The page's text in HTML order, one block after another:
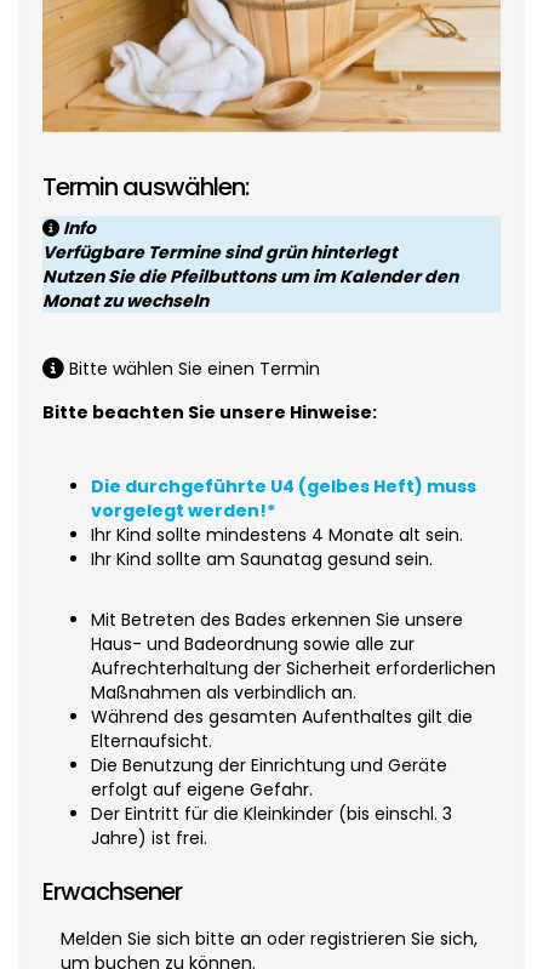
Termin auswählen:
Info
Verfügbare Termine sind grün hinterlegt
Nutzen Sie die Pfeilbuttons um im Kalender den
Monat zu wechseln
Bitte wählen Sie einen Termin
Bitte beachten Sie unsere Hinweise:
Die durchgeführte U4 (gelbes Heft) muss
vorgelegt werden!*
Ihr Kind sollte mindestens 4 Monate alt sein.
Ihr Kind sollte am Saunatag gesund sein.
Mit Betreten des Bades erkennen Sie unsere
Haus- und Badeordnung sowie alle zur
Aufrechterhaltung der Sicherheit erforderlichen
Maßnahmen als verbindlich an.
Während des gesamten Aufenthaltes gilt die
Elternaufsicht.
Die Benutzung der Einrichtung und Geräte
erfolgt auf eigene Gefahr.
Der Eintritt für die Kleinkinder (bis einschl. 3
Jahre) ist frei.
Erwachsener
Melden Sie sich bitte an oder registrieren Sie sich,
um buchen zu können.